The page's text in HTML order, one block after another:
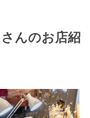
んのお店紹